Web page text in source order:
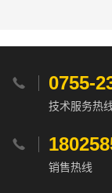
 0755-
技术服务热

销售热线